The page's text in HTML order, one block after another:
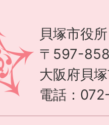
貝塚市役所
〒597-
大阪府貝
電話：